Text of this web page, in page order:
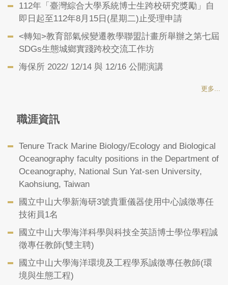
112年「臺灣綜合大學系統博士生跨校研究獎勵」自
即日起至112年8月15日(星期二)止受理申請
<轉知>教育部氣候變遷教學聯盟計畫所舉辦之第七屆
SDGs生態城鄉實踐跨校交流工作坊
海保所 2022/ 12/14 與 12/16 公開演講
更多...
職涯資訊
Tenure Track Marine Biology/Ecology and Biological
Oceanography faculty positions in the Department of
Oceanography, National Sun Yat-sen University,
Kaohsiung, Taiwan
國立中山大學新海研3號貴重儀器使用中心誠徵專任
技術員1名
國立中山大學海洋科學與科技全英語博士學位學程誠
徵專任教師(雙主聘)
國立中山大學海洋環境及工程學系誠徵專任教師(環
境與生態工程)